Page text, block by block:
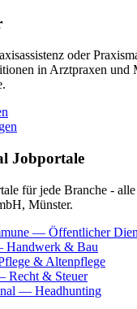
oder
in Arztpraxen
Jobportale
für jede Branche -
Münster.
— Öffentlicher
& Bau
& Altenpflege
Recht & Steuer
— Headhunting